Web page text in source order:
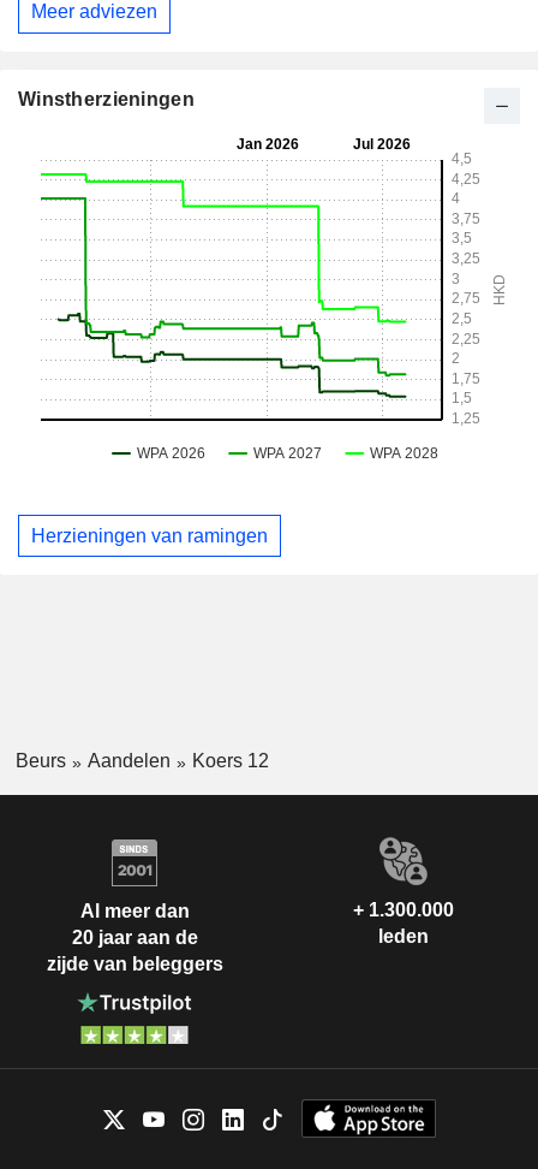
Meer adviezen
Winstherzieningen
Herzieningen van ramingen
Beurs Aandelen Koers 12
Al meer dan
20 jaar aan de
zijde van beleggers
+ 1.300.000
leden